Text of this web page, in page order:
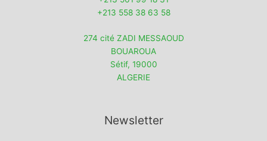
+213 558 38 63 58
274 cité ZADI MESSAOUD
BOUAROUA
Sétif, 19000
ALGERIE
Newsletter